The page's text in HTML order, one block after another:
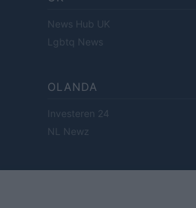
News Hub UK
Lgbtq News
OLANDA
Investeren 24
NL Newz